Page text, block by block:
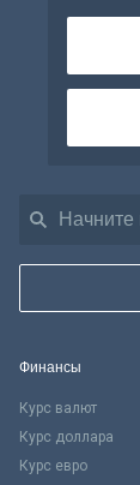
Финансы
Курс валют
Курс доллара
Курс евро